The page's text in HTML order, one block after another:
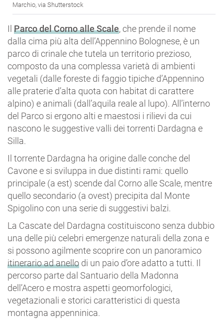
Marchio, via Shutterstock
Il Parco del Corno alle Scale, che prende il nome
dalla cima più alta dell’Appennino Bolognese, è un
parco di crinale che tutela un territorio prezioso,
composto da una complessa varietà di ambienti
vegetali (dalle foreste di faggio tipiche d’Appennino
alle praterie d’alta quota con habitat di carattere
alpino) e animali (dall’aquila reale al lupo). All’interno
del Parco si ergono alti e maestosi i rilievi da cui
nascono le suggestive valli dei torrenti Dardagna e
Silla.
Il torrente Dardagna ha origine dalle conche del
Cavone e si sviluppa in due distinti rami: quello
principale (a est) scende dal Corno alle Scale, mentre
quello secondario (a ovest) precipita dal Monte
Spigolino con una serie di suggestivi balzi.
La Cascate del Dardagna costituiscono senza dubbio
una delle più celebri emergenze naturali della zona e
si possono agilmente scoprire con un panoramico
itinerario ad anello di un paio d’ore adatto a tutti. Il
percorso parte dal Santuario della Madonna
dell’Acero e mostra aspetti geomorfologici,
vegetazionali e storici caratteristici di questa
montagna appenninica.